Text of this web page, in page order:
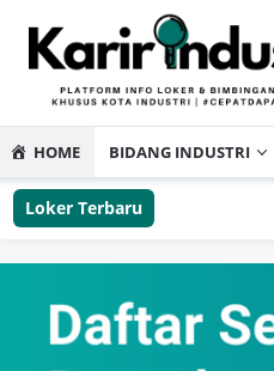
HOME BIDANG INDUSTRI
Loker Terbaru